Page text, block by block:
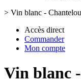
> Vin blanc -
Accès direct
Commander
Mon compte
Vin blanc